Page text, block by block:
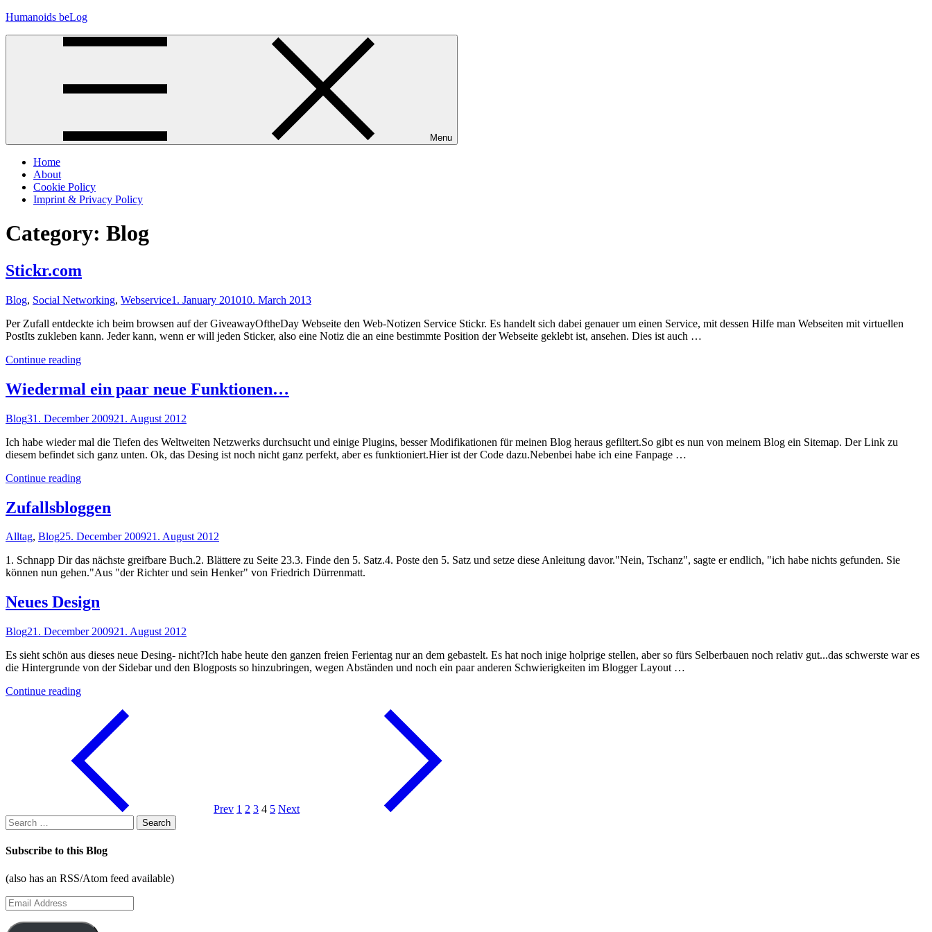
Skip
Humanoids beLog
Menu
Home
About
Cookie Policy
Imprint & Privacy Policy
Category: Blog
Stickr.com
Blog, Social Networking, Webservice1. January 201010. March 2013
Per Zufall entdeckte ich beim browsen auf der GiveawayOftheDay Webseite den Web-Notizen Service Stickr. Es handelt sich dabei genauer um einen Service, mit dessen Hilfe man Webseiten mit virtuellen
PostIts zukleben kann. Jeder kann, wenn er will jeden Sticker, also eine Notiz die an eine bestimmte Position der Webseite geklebt ist, ansehen. Dies ist auch …
Continue reading"Stickr.com"
Wiedermal ein paar neue Funktionen…
Blog31. December 200921. August 2012
Ich habe wieder mal die Tiefen des Weltweiten Netzwerks durchsucht und einige Plugins, besser Modifikationen für meinen Blog heraus gefiltert.So gibt es nun von meinem Blog ein Sitemap. Der Link zu
diesem befindet sich ganz unten. Ok, das Desing ist noch nicht ganz perfekt, aber es funktioniert.Hier ist der Code dazu.Nebenbei habe ich eine Fanpage …
Continue reading"Wiedermal
paar
neue
Zufallsbloggen
Alltag, Blog25. December 200921. August 2012
1. Schnapp Dir das nächste greifbare Buch.2. Blättere zu Seite 23.3. Finde den 5. Satz.4. Poste den 5. Satz und setze diese Anleitung davor."Nein, Tschanz", sagte er endlich, "ich habe nichts gefunden. Sie
können nun gehen."Aus "der Richter und sein Henker" von Friedrich Dürrenmatt.
Neues Design
Blog21. December 200921. August 2012
Es sieht schön aus dieses neue Desing- nicht?Ich habe heute den ganzen freien Ferientag nur an dem gebastelt. Es hat noch inige holprige stellen, aber so fürs Selberbauen noch relativ gut...das schwerste war es
die Hintergrunde von der Sidebar und den Blogposts so hinzubringen, wegen Abständen und noch ein paar anderen Schwierigkeiten im Blogger Layout …
Continue reading"Neues
Prev 1 2 3 4 5 Next
Search
for:
Subscribe to this Blog
(also has an RSS/Atom feed available)
Email
Address